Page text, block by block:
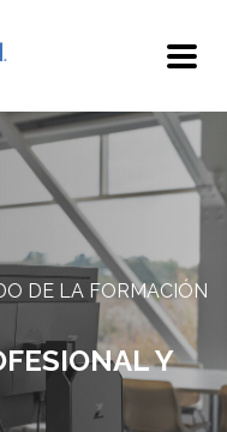
DE LA FORMACIÓN
Y